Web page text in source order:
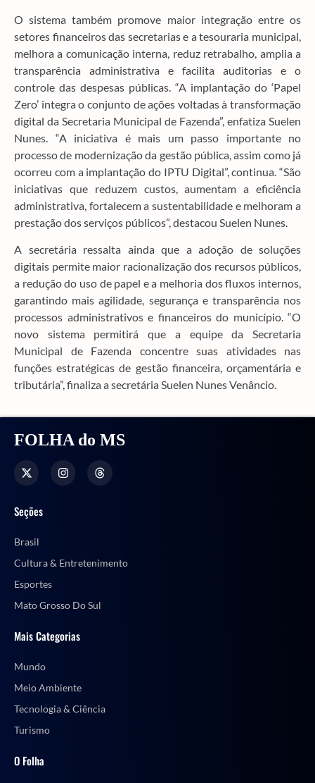
O sistema também promove maior integração entre os
setores financeiros das secretarias e a tesouraria municipal,
melhora a comunicação interna, reduz retrabalho, amplia a
transparência administrativa e facilita auditorias e o
controle das despesas públicas. “A implantação do ‘Papel
Zero’ integra o conjunto de ações voltadas à transformação
digital da Secretaria Municipal de Fazenda”, enfatiza Suelen
Nunes. “A iniciativa é mais um passo importante no
processo de modernização da gestão pública, assim como já
ocorreu com a implantação do IPTU Digital”, continua. “São
iniciativas que reduzem custos, aumentam a eficiência
administrativa, fortalecem a sustentabilidade e melhoram a
prestação dos serviços públicos”, destacou Suelen Nunes.
A secretária ressalta ainda que a adoção de soluções
digitais permite maior racionalização dos recursos públicos,
a redução do uso de papel e a melhoria dos fluxos internos,
garantindo mais agilidade, segurança e transparência nos
processos administrativos e financeiros do município. “O
novo sistema permitirá que a equipe da Secretaria
Municipal de Fazenda concentre suas atividades nas
funções estratégicas de gestão financeira, orçamentária e
tributária”, finaliza a secretária Suelen Nunes Venâncio.
FOLHA do MS
Seções
Brasil
Cultura & Entretenimento
Esportes
Mato Grosso Do Sul
Mais Categorias
Mundo
Meio Ambiente
Tecnologia & Ciência
Turismo
O Folha